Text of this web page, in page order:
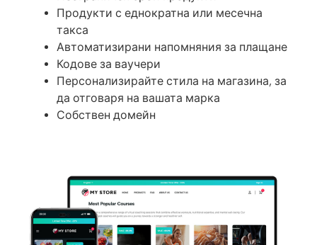
Продукти с еднократна или месечна
такса
Автоматизирани напомняния за плащане
Кодове за ваучери
Персонализирайте стила на магазина, за
да отговаря на вашата марка
Собствен домейн